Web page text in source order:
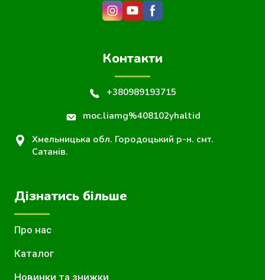
Контакти
+380989193715
moc.liamg%408102yhaltid
Хмельницька обл. Городоцький р-н. смт.
Сатанів.
Дізнатись більше
Про нас
Каталог
Новинки та знижки